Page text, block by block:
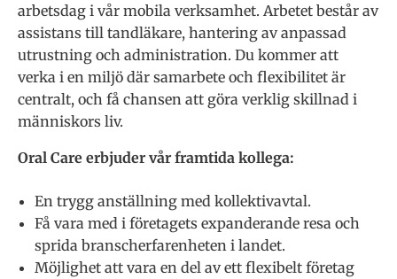
arbetsdag i vår mobila verksamhet. Arbetet består av
assistans till tandläkare, hantering av anpassad
utrustning och administration. Du kommer att
verka i en miljö där samarbete och flexibilitet är
centralt, och få chansen att göra verklig skillnad i
människors liv.
Oral Care erbjuder vår framtida kollega:
En trygg anställning med kollektivavtal.
Få vara med i företagets expanderande resa och
sprida branscherfarenheten i landet.
Möjlighet att vara en del av ett flexibelt företag